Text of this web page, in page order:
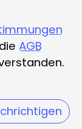
AGB